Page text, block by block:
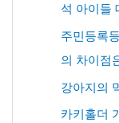
석 아이들
주민등록
의 차이점
강아지의
카키홀더